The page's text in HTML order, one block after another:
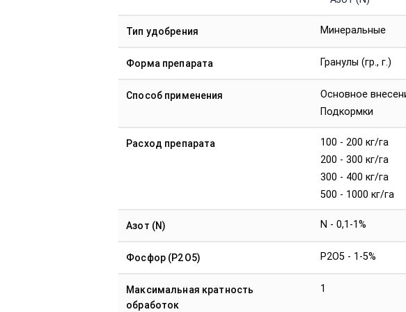
Тип удобрения Минеральные
Форма препарата Гранулы (гр., г.)
Способ применения
Основное
Подкормки
Расход препарата
100 - 200 кг/га
200 - 300 кг/га
300 - 400 кг/га
500 - 1000 кг/га
Азот (N) N - 0,1-1%
Фосфор (P2O5) P2O5 - 1-5%
Максимальная кратность
обработок
1